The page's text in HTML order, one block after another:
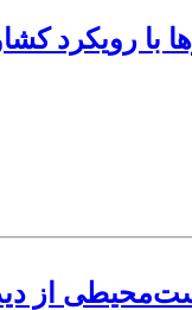
با رویکرد
از